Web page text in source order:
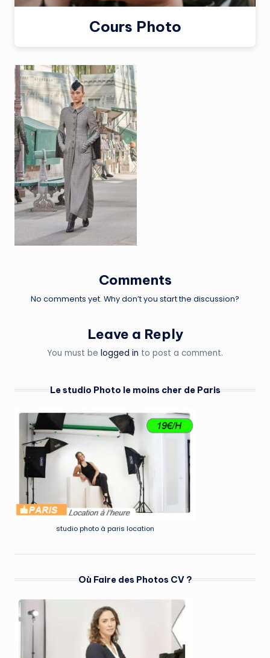
Cours Photo
Comments
No comments yet. Why don’t you start the discussion?
Leave a Reply
You must be logged in to post a comment.
Le studio Photo le moins cher de Paris
studio photo à paris location
Où Faire des Photos CV ?